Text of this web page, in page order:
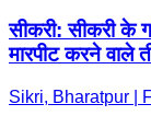
सीकरी: सीकरी के
मारपीट करने वाले
Sikri, Bharatpur |